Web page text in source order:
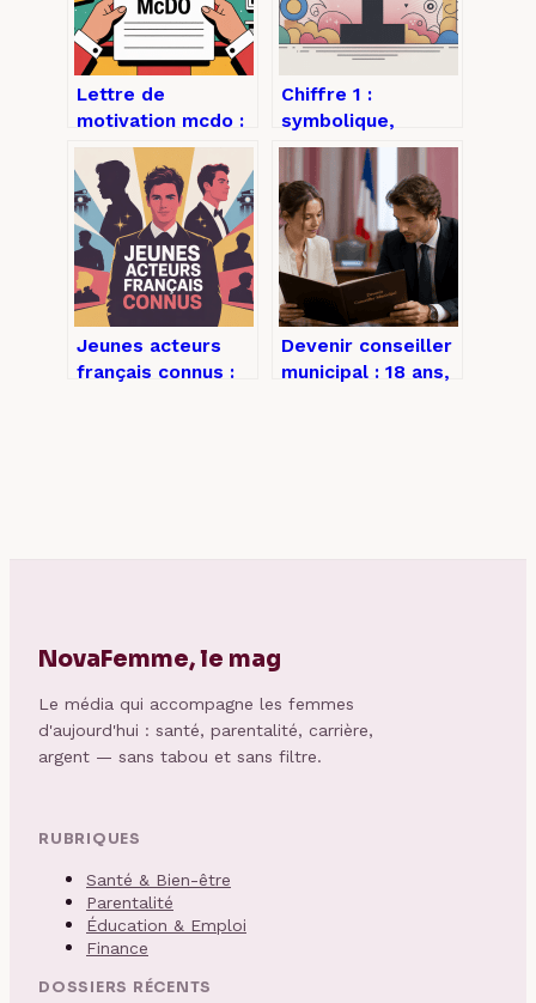
Lettre de
motivation mcdo :
exemples,
conseils et
structure pour
être retenu
Chiffre 1 :
symbolique,
significations et
usages dans la vie
quotidienne
Jeunes acteurs
français connus :
Devenir conseiller
municipal : 18 ans,
NovaFemme, le mag
Le média qui accompagne les femmes
d'aujourd'hui : santé, parentalité, carrière,
argent — sans tabou et sans filtre.
RUBRIQUES
Santé & Bien-être
Parentalité
Éducation & Emploi
Finance
DOSSIERS RÉCENTS